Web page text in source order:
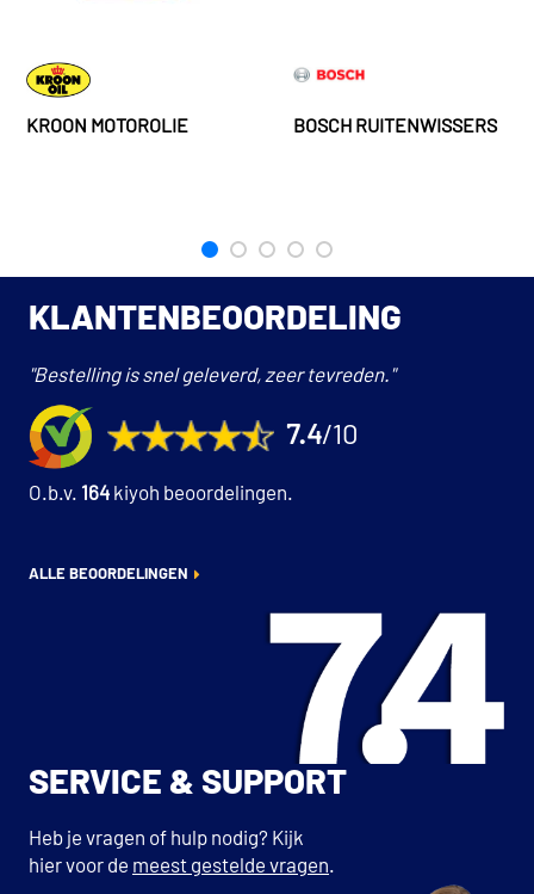
KROON MOTOROLIE BOSCH RUITENWISSERS
KLANTENBEOORDELING
"Bestelling is snel geleverd, zeer tevreden."
7.4/10
O.b.v. 164 kiyoh beoordelingen.
ALLE BEOORDELINGEN
SERVICE & SUPPORT
Heb je vragen of hulp nodig? Kijk
hier voor de meest gestelde vragen.